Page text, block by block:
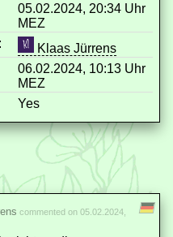
05.02.2024, 20:34 Uhr
MEZ
Klaas Jürrens
06.02.2024, 10:13 Uhr
MEZ
Yes
commented on 05.02.2024,